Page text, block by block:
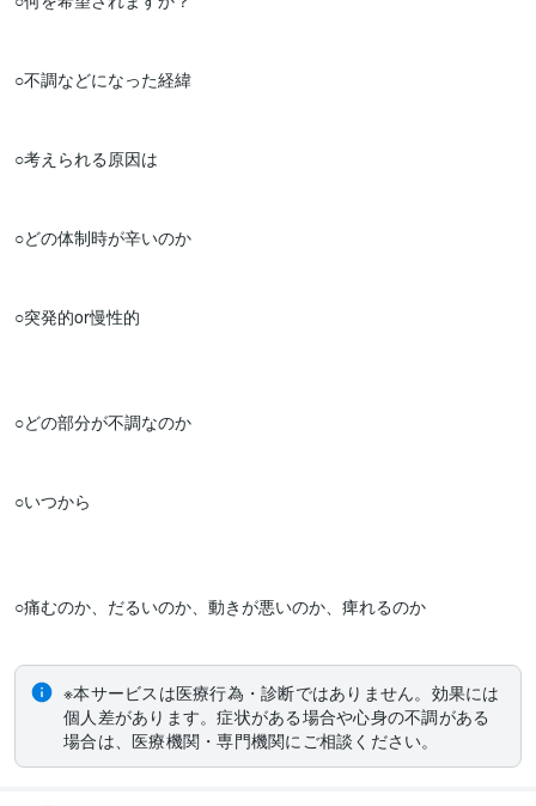
○不調などになった経緯
○考えられる原因は
○どの体制時が辛いのか
○突発的or慢性的
○どの部分が不調なのか
○いつから
○痛むのか、だるいのか、動きが悪いのか、痺れるのか
※本サービスは医療行為・診断ではありません。効果には
個人差があります。症状がある場合や心身の不調がある
場合は、医療機関・専門機関にご相談ください。